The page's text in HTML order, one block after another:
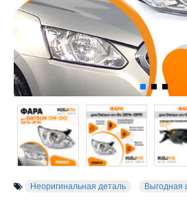
Неоригинальная деталь Выгодная